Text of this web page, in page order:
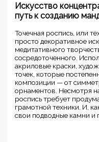
Искусство
путь к созданию
Точечная роспись, или
просто декоративное
медитативного
сосредоточенного.
акриловые краски,
точек, которые
композиции — от
орнаментов. Несмотря
роспись требует
грамотной техники. И,
свои подводные камни и